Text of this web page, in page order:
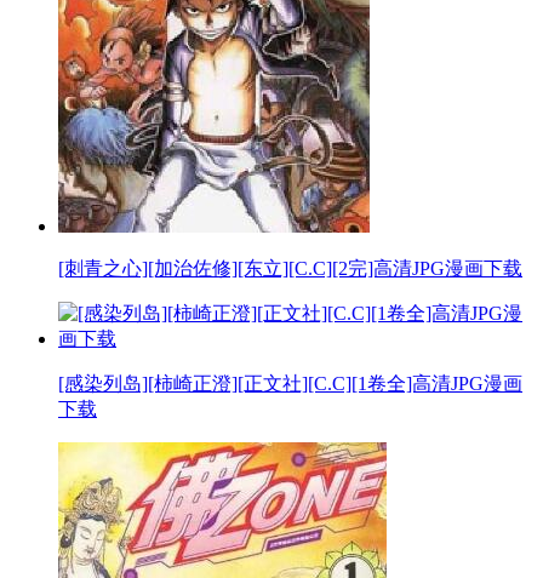
[刺青之心][加治佐修][东立][C.C][2完]高清JPG漫画下载
[感染列岛][柿崎正澄][正文社][C.C][1卷全]高清JPG漫画
下载